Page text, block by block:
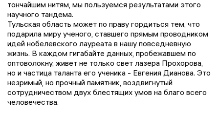
тончайшим нитям, мы пользуемся результатами этого
научного тандема.
Тульская область может по праву гордиться тем, что
подарила миру ученого, ставшего прямым проводником
идей нобелевского лауреата в нашу повседневную
жизнь. В каждом гигабайте данных, пробежавшем по
оптоволокну, живет не только свет лазера Прохорова,
но и частица таланта его ученика - Евгения Дианова. Это
незримый, но прочный памятник, воздвигнутый
сотрудничеством двух блестящих умов на благо всего
человечества.